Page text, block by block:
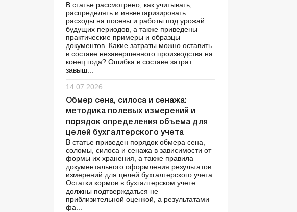
В статье рассмотрено, как учитывать,
распределять и инвентаризировать
расходы на посевы и работы под урожай
будущих периодов, а также приведены
практические примеры и образцы
документов. Какие затраты можно оставить
в составе незавершенного производства на
конец года? Ошибка в составе затрат
завыш...
14.07.2026
Обмер сена, силоса и сенажа:
методика полевых измерений и
порядок определения объема для
целей бухгалтерского учета
В статье приведен порядок обмера сена,
соломы, силоса и сенажа в зависимости от
формы их хранения, а также правила
документального оформления результатов
измерений для целей бухгалтерского учета.
Остатки кормов в бухгалтерском учете
должны подтверждаться не
приблизительной оценкой, а результатами
фа...